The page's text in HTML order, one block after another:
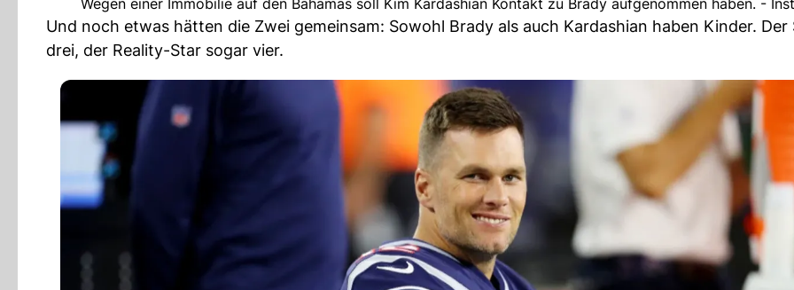
Und noch etwas hätten die Zwei gemeinsam: Sowohl Brady als auch Kardashian haben Kinder.
drei, der Reality-Star sogar vier.